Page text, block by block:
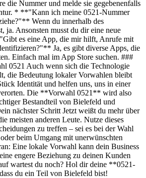
die Nummer und melde sie gegebenenfalls
* **"Kann ich meine 0521-Nummer
Wenn du innerhalb des
ja. Ansonsten musst du dir eine neue
es eine App, die mir hilft, Anrufe mit
Ja, es gibt diverse Apps, die
Einfach mal im App Store suchen. ###
0521 Auch wenn sich die Technologie
die Bedeutung lokaler Vorwahlen bleibt
Identität und helfen uns, uns in einer
Die **Vorwahl 0521** wird also
Bestandteil von Bielefeld und
nächster Schritt Jetzt weißt du mehr über
meisten anderen Leute. Nutze dieses
zu treffen – sei es bei der Wahl
beim Umgang mit unerwünschten
Eine lokale Vorwahl kann dein Business
engere Beziehung zu deinen Kunden
wartest du noch? Hol dir deine **0521-
du ein Teil von Bielefeld bist!